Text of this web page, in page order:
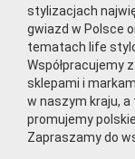
stylizacjach
gwiazd w Polsce
tematach life
Współpracujemy
sklepami i
w naszym kraju, a
promujemy
Zapraszamy do